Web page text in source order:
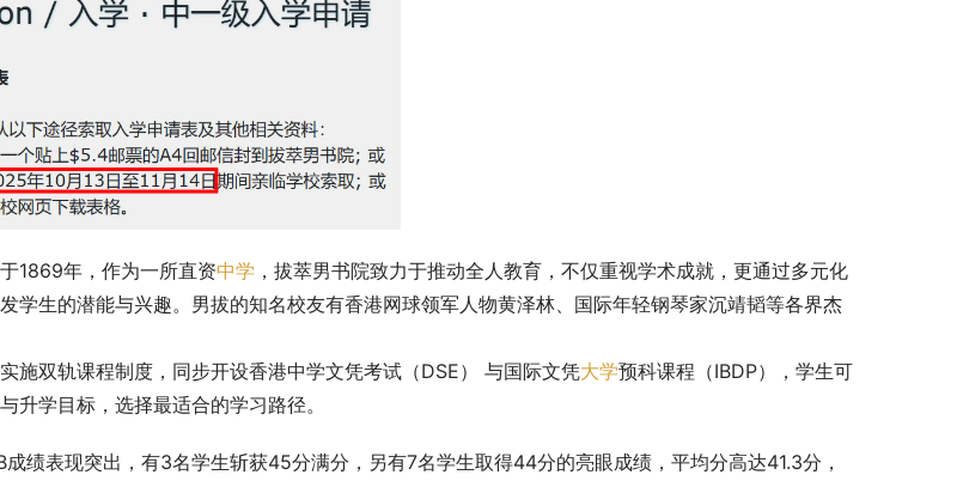
1869年，作为一所直资中学 ，拔萃男书院致力于推动全人教育，不仅重视学术成就，更通过多元化
学生的潜能与兴趣。男拔的知名校友有香港网球领军人物黄泽林、国际年轻钢琴家沉靖韬等各界杰
施双轨课程制度，同步开设香港中学文凭考试（DSE） 与国际文凭大学预科课程（IBDP），学生可
升学目标，选择最适合的学习路径。
绩表现突出，有3名学生斩获45分满分，另有7名学生取得44分的亮眼成绩，平均分高达41.3分，